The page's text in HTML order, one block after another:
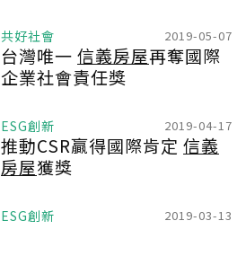
共好社會 2019-05-07
台灣唯一 信義房屋再奪國際
企業社會責任獎
ESG創新 2019-04-17
推動CSR贏得國際肯定 信義
房屋獲獎
ESG創新 2019-03-13